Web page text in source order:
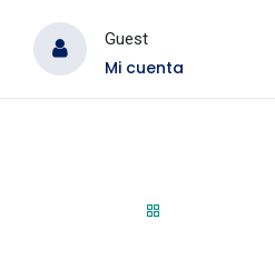
Guest
Mi cuenta